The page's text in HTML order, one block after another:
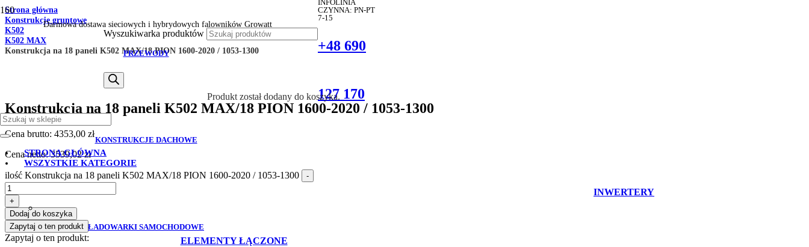
Darmowa dostawa sieciowych i hybrydowych falowników Growatt
Wyszukiwarka produktów
INFOLINIA
CZYNNA: PN-PT
7-15
+48 690
127 170
PRZEWODY
KONSTRUKCJE DACHOWE
ŁADOWARKI SAMOCHODOWE
Produkt został dodany do koszyka.
STRONA GŁÓWNA
WSZYSTKIE KATEGORIE
INWERTERY
ELEMENTY ŁĄCZONE
Strona główna
Konstrukcje gruntowe
K502
K502 MAX
Konstrukcja na 18 paneli K502 MAX/18 PION 1600-2020 / 1053-1300
Konstrukcja na 18 paneli K502 MAX/18 PION 1600-2020 / 1053-1300
Cena brutto: 4353,00 zł
Cena netto:3539,02zł
ilość Konstrukcja na 18 paneli K502 MAX/18 PION 1600-2020 / 1053-1300 -
+
Dodaj do koszyka
Zapytaj o ten produkt
Zapytaj o ten produkt: